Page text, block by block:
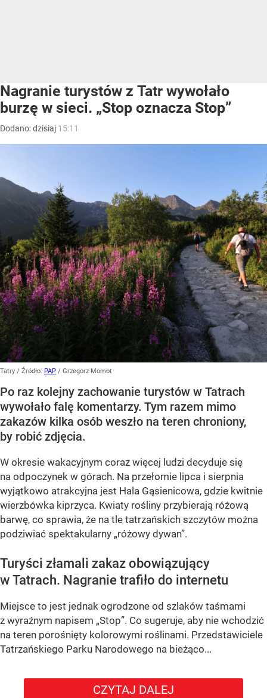
Nagranie turystów z Tatr wywołało
burzę w sieci. „Stop oznacza Stop”
Dodano:dzisiaj 15:11
Tatry / Źródło: PAP / Grzegorz Momot
Po raz kolejny zachowanie turystów w Tatrach
wywołało falę komentarzy. Tym razem mimo
zakazów kilka osób weszło na teren chroniony,
by robić zdjęcia.
W okresie wakacyjnym coraz więcej ludzi decyduje się
na odpoczynek w górach. Na przełomie lipca i sierpnia
wyjątkowo atrakcyjna jest Hala Gąsienicowa, gdzie kwitnie
wierzbówka kiprzyca. Kwiaty rośliny przybierają różową
barwę, co sprawia, że na tle tatrzańskich szczytów można
podziwiać spektakularny „różowy dywan”.
Turyści złamali zakaz obowiązujący
w Tatrach. Nagranie trafiło do internetu
Miejsce to jest jednak ogrodzone od szlaków taśmami
z wyraźnym napisem „Stop”. Co sugeruje, aby nie wchodzić
na teren porośnięty kolorowymi roślinami. Przedstawiciele
Tatrzańskiego Parku Narodowego na bieżąco...
CZYTAJ DALEJ